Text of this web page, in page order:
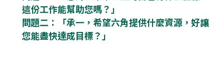
這份工作能幫助您嗎？」
問題二：「承一，希望六角提供什麼資源，好讓
您能盡快達成目標？」